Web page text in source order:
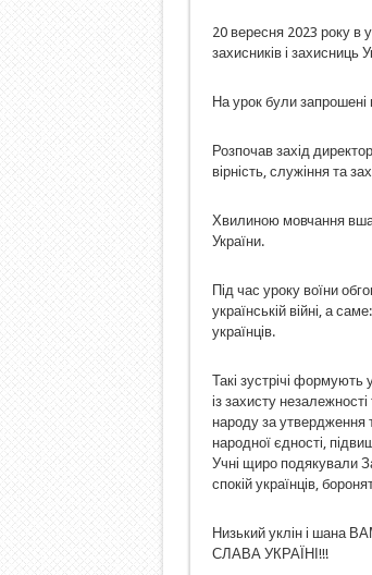
20 вересня 2023 року в
захисників і захисниць
На урок були запрошені
Розпочав захід
вірність, служіння та
Хвилиною мовчання
України.
Під час уроку воїни
українській війні, а
українців.
Такі зустрічі формують
із захисту незалежності
народу за утвердження
народної єдності,
Учні щиро подякували
спокій українців,
Низький уклін і шана
СЛАВА УКРАЇНІ!!!